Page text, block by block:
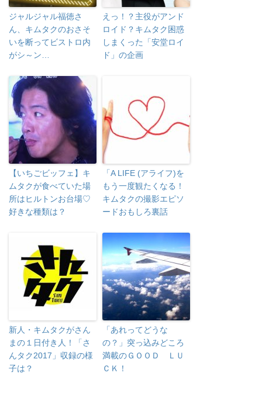
ジャルジャル福徳さ
ん、キムタクのおさそ
いを断ってビストロ内
がシ～ン…
えっ！？主役がアンド
ロイド？キムタク困惑
しまくった「安堂ロイ
ド」の企画
【いちごビッフェ】キ
ムタクが食べていた場
所はヒルトンお台場♡
好きな種類は？
「A LIFE (アライフ)を
もう一度観たくなる！
キムタクの撮影エピソ
ードおもしろ裏話
新人・キムタクがさん
まの１日付き人！「さ
んタク2017」収録の様
子は？
「あれってどうな
の？」突っ込みどころ
満載のＧＯＯＤ ＬＵ
ＣＫ！